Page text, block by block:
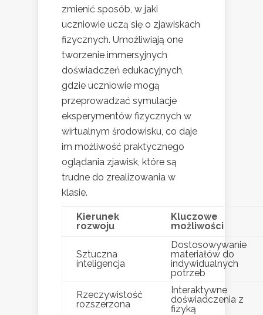
zmienić sposób, w jaki
uczniowie uczą się o zjawiskach
fizycznych. Umożliwiają one
tworzenie immersyjnych
doświadczeń edukacyjnych,
gdzie uczniowie mogą
przeprowadzać symulacje
eksperymentów fizycznych w
wirtualnym środowisku, co daje
im możliwość praktycznego
oglądania zjawisk, które są
trudne do zrealizowania w
klasie.
Kierunek
rozwoju
Kluczowe
możliwości
Sztuczna
inteligencja
Dostosowywanie
materiałów do
indywidualnych
potrzeb
Rzeczywistość
rozszerzona
Interaktywne
doświadczenia z
fizyką